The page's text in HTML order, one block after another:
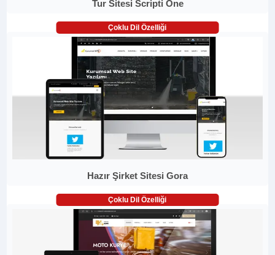
Tur Sitesi Scripti One
Çoklu Dil Özelliği
Hazır Şirket Sitesi Gora
Çoklu Dil Özelliği